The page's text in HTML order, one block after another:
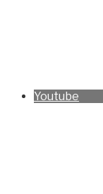
Youtube